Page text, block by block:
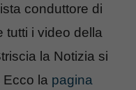
conduttore di
tutti i video della
la Notizia si
Ecco la pagina